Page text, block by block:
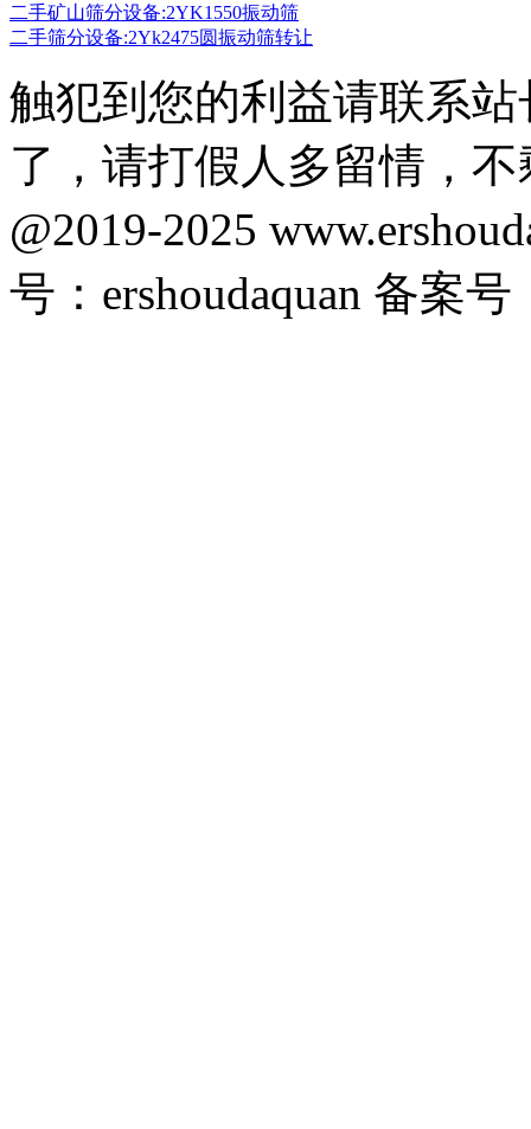
二手矿山筛分设备:2YK1550振动筛
二手筛分设备:2Yk2475圆振动筛转让
触犯到您的利益请联系
了，请打假人多留情，
@2019-2025
号：ershoudaquan 备案